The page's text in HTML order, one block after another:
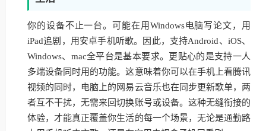
你的设备不止一台。可能在用Windows电脑写论文，用
iPad追剧，用安卓手机听歌。因此，支持Android、iOS、
Windows、mac全平台是基本要求。更贴心的是支持一人
多端设备同时用的功能。这意味着你可以在手机上看腾讯
视频的同时，电脑上的网易云音乐也在同步更新歌单，两
者互不干扰，无需来回切换账号或设备。这种无缝衔接的
体验，才能真正覆盖你生活的每一个场景，无论是通勤路